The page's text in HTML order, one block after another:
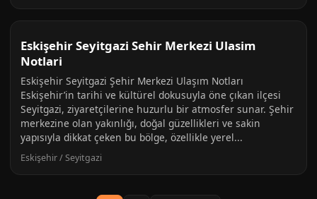
Eskişehir Seyitgazi Sehir Merkezi Ulasim
Notlari
Eskişehir Seyitgazi Şehir Merkezi Ulaşım Notları
Eskişehir’in tarihi ve kültürel dokusuyla öne çıkan ilçesi
Seyitgazi, ziyaretçilerine huzurlu bir atmosfer sunar. Şehir
merkezine olan yakınlığı, doğal güzellikleri ve sakin
yapısıyla dikkat çeken bu bölge, özellikle yerel...
Eskişehir / Seyitgazi